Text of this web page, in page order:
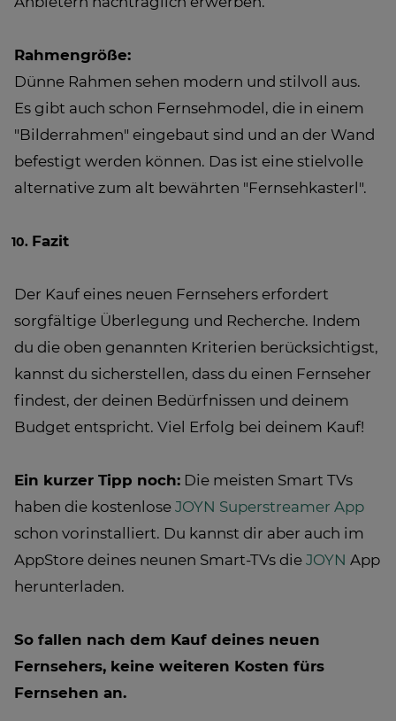
Rahmengröße:
Dünne Rahmen sehen modern und stilvoll aus.
Es gibt auch schon Fernsehmodel, die in einem
"Bilderrahmen" eingebaut sind und an der Wand
befestigt werden können. Das ist eine stielvolle
alternative zum alt bewährten "Fernsehkasterl".
Fazit
Der Kauf eines neuen Fernsehers erfordert
sorgfältige Überlegung und Recherche. Indem
du die oben genannten Kriterien berücksichtigst,
kannst du sicherstellen, dass du einen Fernseher
findest, der deinen Bedürfnissen und deinem
Budget entspricht. Viel Erfolg bei deinem Kauf!
Ein kurzer Tipp noch: Die meisten Smart TVs
haben die kostenlose JOYN Superstreamer App
schon vorinstalliert. Du kannst dir aber auch im
AppStore deines neunen Smart-TVs die JOYN App
herunterladen.
So fallen nach dem Kauf deines neuen
Fernsehers, keine weiteren Kosten fürs
Fernsehen an.